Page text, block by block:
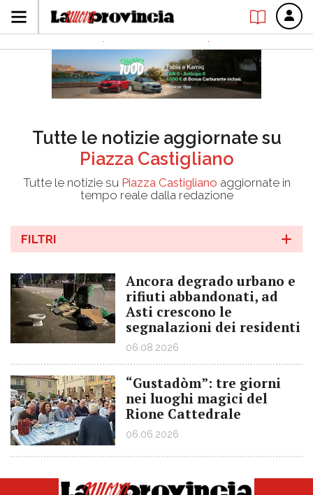
Tutte le notizie aggiornate su
Piazza Castigliano
Tutte le notizie su Piazza Castigliano aggiornate in
tempo reale dalla redazione
FILTRI
Ancora degrado urbano e
rifiuti abbandonati, ad
Asti crescono le
segnalazioni dei residenti
06.08.2026
“Gustadòm”: tre giorni
nei luoghi magici del
Rione Cattedrale
06.06.2026